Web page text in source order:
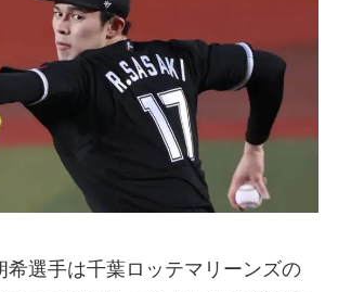
希選手は千葉ロッテマリーンズの